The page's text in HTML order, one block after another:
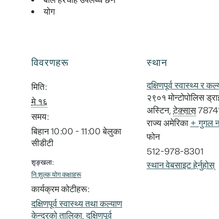
योग
विवरणहरू
मिति:
मे १६
समय:
बिहान 10:00 - 11:00 बेलुका
सीडीटी
शृङ्खला:
नि:शुल्क योग कक्षाहरू
कार्यक्रम कोटीहरू:
दक्षिणपूर्व स्वास्थ्य तथा कल्याण
केन्द्रको तालिका,दक्षिणपूर्व
स्थान
दक्षिणपूर्व स्वास्थ्य र
२९०१ मोन्टोपोलिस
अस्टिन, टेक्सास
राज्य अमेरिका + गुगल
फोन
512-978-8301
स्थान वेबसाइट हेर्नुहोस्